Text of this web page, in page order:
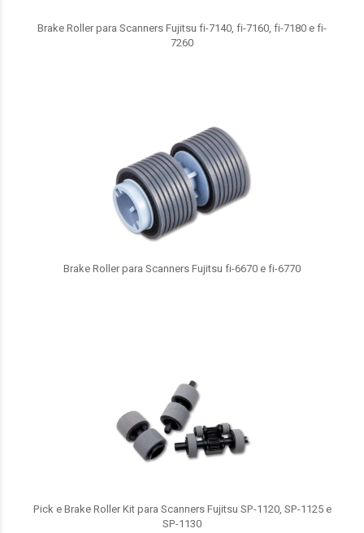
Brake Roller para Scanners Fujitsu fi-7140, fi-7160, fi-7180 e fi-
7260
Brake Roller para Scanners Fujitsu fi-6670 e fi-6770
Pick e Brake Roller Kit para Scanners Fujitsu SP-1120, SP-1125 e
SP-1130